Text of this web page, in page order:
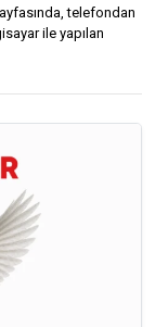
telefondan
ile yapılan